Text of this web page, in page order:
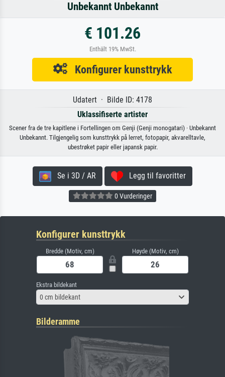
Unbekannt Unbekannt
€ 101.26
Enthält 19% MwSt.
Konfigurer kunsttrykk
Udatert · Bilde ID: 4178
Uklassifiserte artister
Scener fra de tre kapitlene i Fortellingen om Genji (Genji monogatari) · Unbekannt
Unbekannt. Tilgjengelig som kunsttrykk på lerret, fotopapir, akvarelltavle,
ubestrøket papir eller japansk papir.
Se i 3D / AR Legg til favoritter
0 Vurderinger
Konfigurer kunsttrykk
Bredde (Motiv, cm) Høyde (Motiv, cm)
Ekstra bildekant
0 cm bildekant
Bilderamme